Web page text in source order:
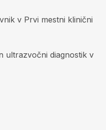
v Prvi mestni klinični
ultrazvočni diagnostik v